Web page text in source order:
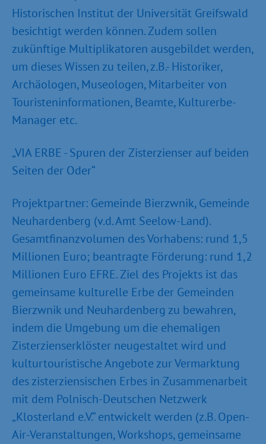
Historischen Institut der Universität Greifswald
besichtigt werden können. Zudem sollen
zukünftige Multiplikatoren ausgebildet werden,
um dieses Wissen zu teilen, z.B.- Historiker,
Archäologen, Museologen, Mitarbeiter von
Touristeninformationen, Beamte, Kulturerbe-
Manager etc.
„VIA ERBE - Spuren der Zisterzienser auf beiden
Seiten der Oder“
Projektpartner: Gemeinde Bierzwnik, Gemeinde
Neuhardenberg (v.d. Amt Seelow-Land).
Gesamtfinanzvolumen des Vorhabens: rund 1,5
Millionen Euro; beantragte Förderung: rund 1,2
Millionen Euro EFRE. Ziel des Projekts ist das
gemeinsame kulturelle Erbe der Gemeinden
Bierzwnik und Neuhardenberg zu bewahren,
indem die Umgebung um die ehemaligen
Zisterzienserklöster neugestaltet wird und
kulturtouristische Angebote zur Vermarktung
des zisterziensischen Erbes in Zusammenarbeit
mit dem Polnisch-Deutschen Netzwerk
„Klosterland e.V.“ entwickelt werden (z.B. Open-
Air-Veranstaltungen, Workshops, gemeinsame